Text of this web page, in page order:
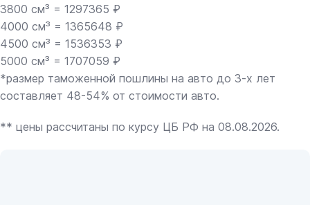
3800 см³ = 1297365 ₽
4000 см³ = 1365648 ₽
4500 см³ = 1536353 ₽
5000 см³ = 1707059 ₽
*размер таможенной пошлины на авто до 3-х лет
составляет 48-54% от стоимости авто.
** цены рассчитаны по курсу ЦБ РФ на 08.08.2026.